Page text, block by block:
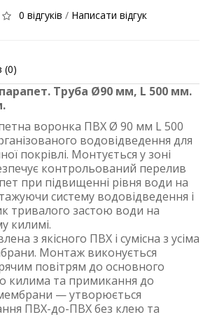
0 відгуків / Написати відгук
(0)
Труба Ø90 мм, L 500 мм.
воронка ПВХ Ø 90 мм L 500
водовідведення для
покрівлі. Монтується у зоні
контрольований перелив
при підвищенні рівня води на
систему водовідведення і
тривалого застою води на
килимі.
з якісного ПВХ і сумісна з усіма
Монтаж виконується
повітрям до основного
килима та примикання до
— утворюється
ПВХ-до-ПВХ без клею та